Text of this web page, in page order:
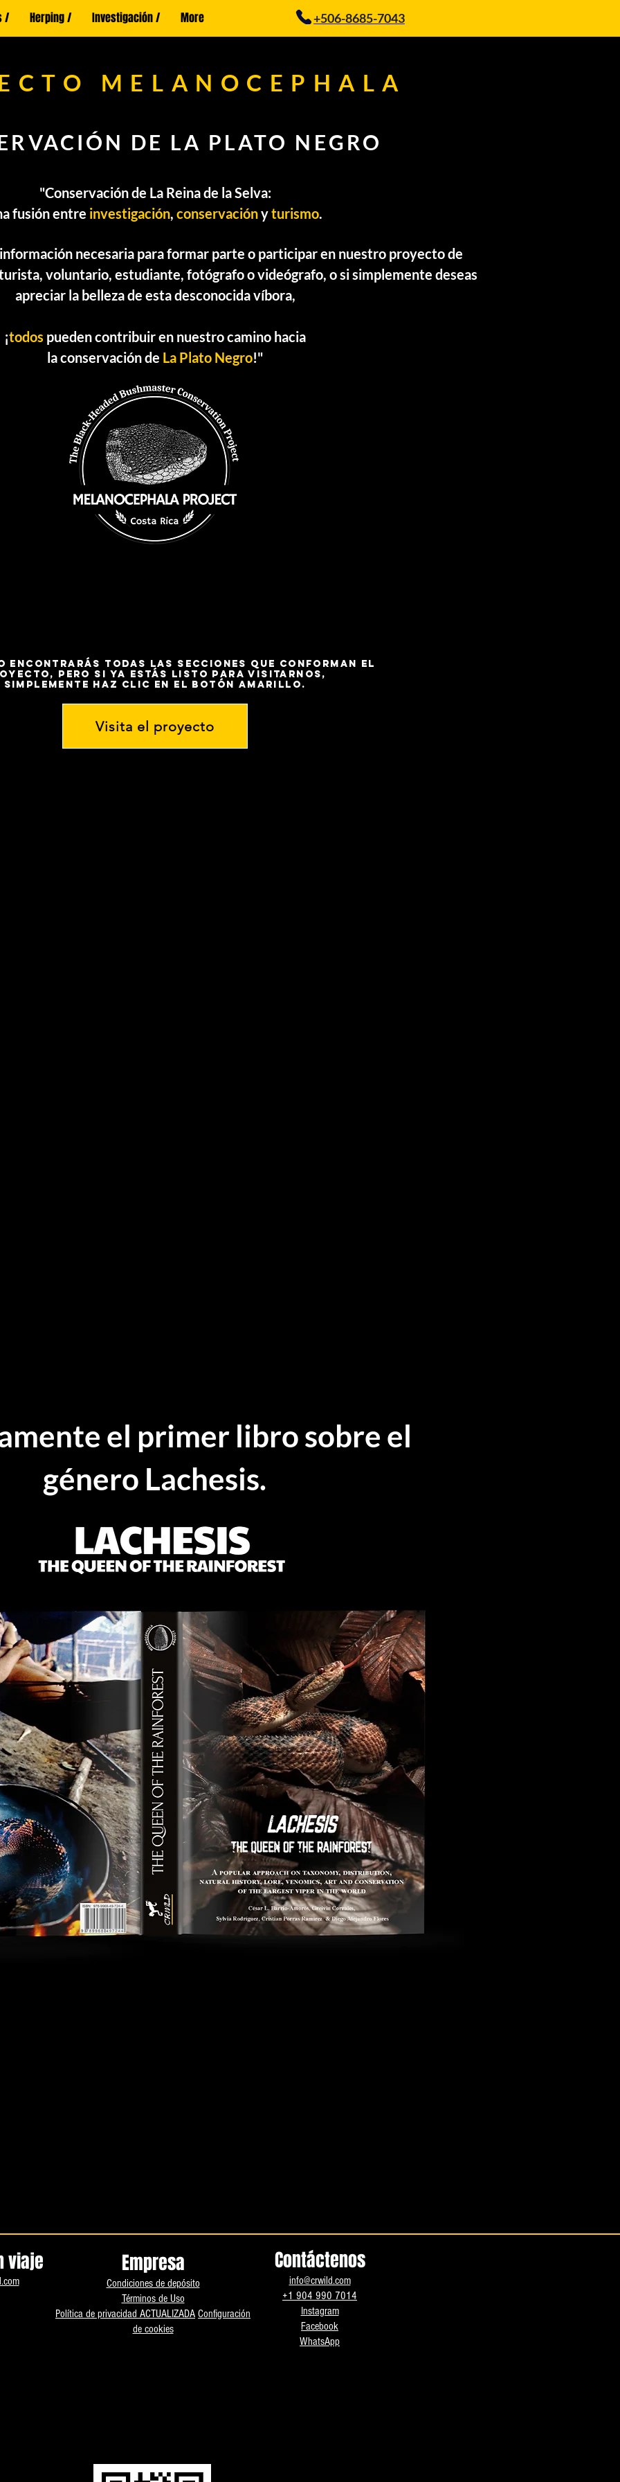
/ Herping / Investigación / More +506-8685-7043
MELANOCEPHALA
DE LA PLATO NEGRO
"Conservación de La Reina de la Selva:
fusión entre investigación, conservaciónyturismo.
necesaria para formar parte o participar en nuestro proyecto de
voluntario, estudiante, fotógrafo o videógrafo, o si simplemente deseas
apreciar la belleza de esta desconocida víbora,
¡todos pueden contribuir en nuestro camino hacia
la conservación de La Plato Negro!"
encontrarás todas las secciones que conforman el
pero si ya estás listo para visitarnos,
simplemente haz clic en el botón amarillo.
Visita el proyecto
el primer libro sobre el
género Lachesis.
viaje Empresa
Condiciones de depósito
Términos de Uso
Política de privacidad ACTUALIZADA Configuración
de cookies
Contáctenos
info@crwild.com
+1 904 990 7014
Instagram
Facebook
WhatsApp